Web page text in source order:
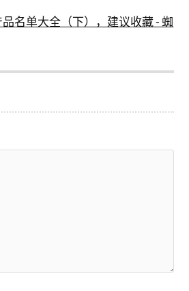
名单大全（下），建议收藏 - 蜘